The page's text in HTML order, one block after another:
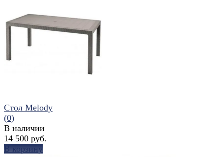
избранное
Стол Melody
(0)
В наличии
14 500 руб.
В корзину